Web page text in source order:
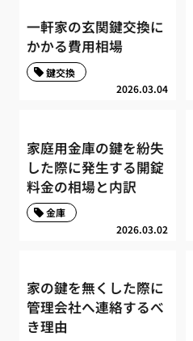
一軒家の玄関鍵交換に
かかる費用相場
2026.03.04
鍵交換
家庭用金庫の鍵を紛失
した際に発生する開錠
料金の相場と内訳
2026.03.02
金庫
家の鍵を無くした際に
管理会社へ連絡するべ
き理由